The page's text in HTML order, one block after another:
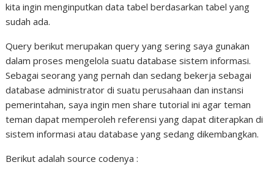
kita ingin menginputkan data tabel berdasarkan tabel yang
sudah ada.
Query berikut merupakan query yang sering saya gunakan
dalam proses mengelola suatu database sistem informasi.
Sebagai seorang yang pernah dan sedang bekerja sebagai
database administrator di suatu perusahaan dan instansi
pemerintahan, saya ingin men share tutorial ini agar teman
teman dapat memperoleh referensi yang dapat diterapkan di
sistem informasi atau database yang sedang dikembangkan.
Berikut adalah source codenya :